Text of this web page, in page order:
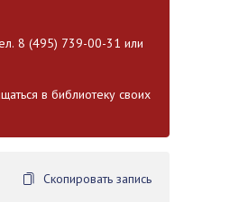
8 (495) 739-00-31 или
в библиотеку своих
Скопировать запись